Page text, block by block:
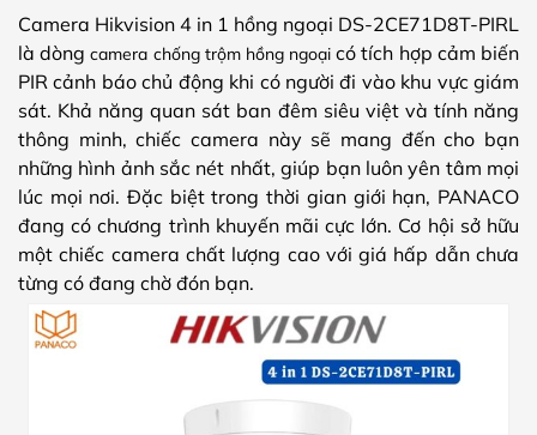
Camera Hikvision 4 in 1 hồng ngoại DS-2CE71D8T-PIRL
là dòngcamera chống trộm hồng ngoại có tích hợp cảm biến
PIR cảnh báo chủ động khi có người đi vào khu vực giám
sát. Khả năng quan sát ban đêm siêu việt và tính năng
thông minh, chiếc camera này sẽ mang đến cho bạn
những hình ảnh sắc nét nhất, giúp bạn luôn yên tâm mọi
lúc mọi nơi. Đặc biệt trong thời gian giới hạn, PANACO
đang có chương trình khuyến mãi cực lớn. Cơ hội sở hữu
một chiếc camera chất lượng cao với giá hấp dẫn chưa
từng có đang chờ đón bạn.